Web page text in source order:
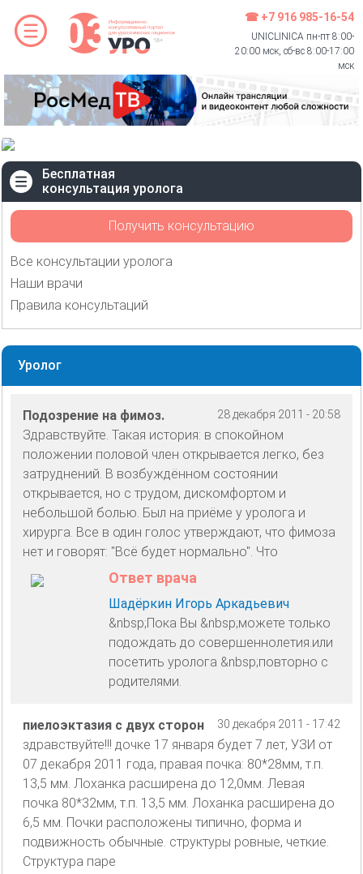
☎ +7 916 985-16-54
UNICLINICA пн-пт 8:00-
20:00 мск, сб-вс 8:00-17:00
мск
Бесплатная
консультация уролога
Получить консультацию
Все консультации уролога
Наши врачи
Правила консультаций
Уролог
28 декабря 2011 - 20:58
Подозрение на фимоз.
Здравствуйте. Такая история: в спокойном
положении половой член открывается легко, без
затруднений. В возбуждённом состоянии
открывается, но с трудом, дискомфортом и
небольшой болью. Был на приёме у уролога и
хирурга. Все в один голос утверждают, что фимоза
нет и говорят: "Всё будет нормально". Что
Ответ врача
Шадёркин Игорь Аркадьевич
&nbsp;Пока Вы &nbsp;можете только
подождать до совершеннолетия.или
посетить уролога &nbsp;повторно с
родителями.
30 декабря 2011 - 17:42
пиелоэктазия с двух сторон
здравствуйте!!! дочке 17 января будет 7 лет, УЗИ от
07 декабря 2011 года, правая почка: 80*28мм, т.п.
13,5 мм. Лоханка расширена до 12,0мм. Левая
почка 80*32мм, т.п. 13,5 мм. Лоханка расширена до
6,5 мм. Почки расположены типично, форма и
подвижность обычные. структуры ровные, четкие.
Структура паре